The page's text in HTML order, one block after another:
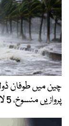
پروازیں منسوخ، 5 لاکھ افراد محفوظ مقامات پر منتقل